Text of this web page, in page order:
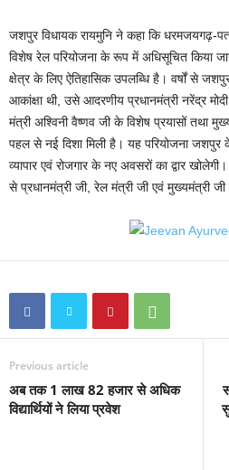
जशपुर विधायक रायमुनि ने कहा कि धरमजयगढ़-
विशेष रेल परियोजना के रूप में अधिसूचित किया
क्षेत्र के लिए ऐतिहासिक उपलब्धि है। वर्षों से
आकांक्षा थी, उसे आदरणीय प्रधानमंत्री नरेंद्र
मंत्री अश्विनी वैष्णव जी के विशेष प्रयासों तथा
पहल से नई दिशा मिली है। यह परियोजना जशपुर के
व्यापार एवं रोजगार के नए अवसरों का द्वार
से प्रधानमंत्री जी, रेल मंत्री जी एवं मुख्यमंत्री
Previous article
अब तक 1 लाख 82 हजार से अधिक
विद्यार्थियों ने लिया प्रवेश